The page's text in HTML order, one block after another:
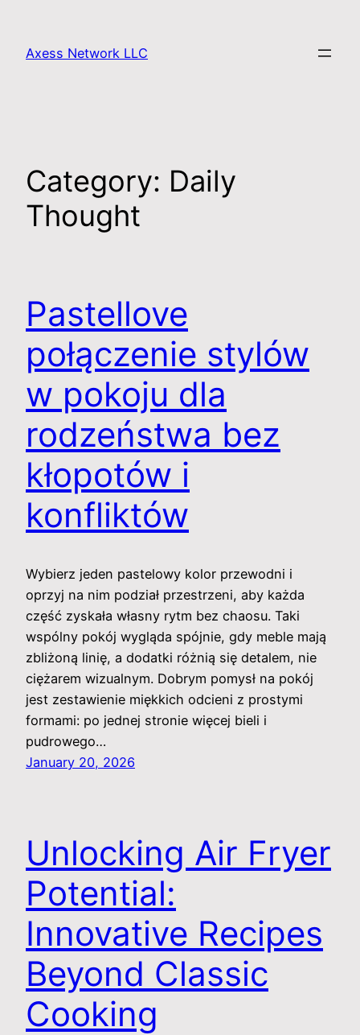
Axess Network LLC
Category: Daily
Thought
Pastellove
połączenie stylów
w pokoju dla
rodzeństwa bez
kłopotów i
konfliktów
Wybierz jeden pastelowy kolor przewodni i
oprzyj na nim podział przestrzeni, aby każda
część zyskała własny rytm bez chaosu. Taki
wspólny pokój wygląda spójnie, gdy meble mają
zbliżoną linię, a dodatki różnią się detalem, nie
ciężarem wizualnym. Dobrym pomysł na pokój
jest zestawienie miękkich odcieni z prostymi
formami: po jednej stronie więcej bieli i
pudrowego…
January 20, 2026
Unlocking Air Fryer
Potential:
Innovative Recipes
Beyond Classic
Cooking